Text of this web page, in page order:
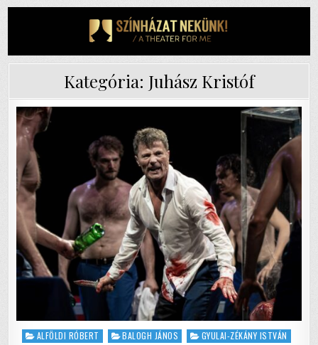
Kategória: Juhász Kristóf
Posted
ALFÖLDI RÓBERT BALOGH JÁNOS
GYULAI-ZÉKÁNY ISTVÁN